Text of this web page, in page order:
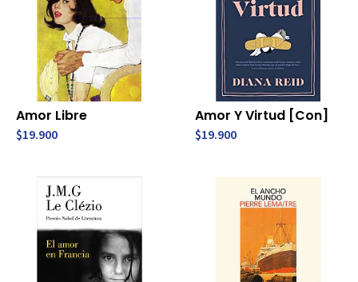
Amor Libre
$19.900
Amor Y Virtud [Con]
$19.900